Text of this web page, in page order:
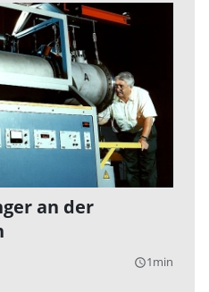
an der
query_builder1min